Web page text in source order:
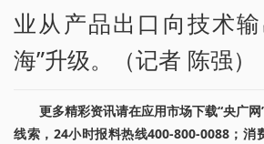
业从产品出口向技术
海”升级。（记者 陈强）
更多精彩资讯请在应用市场下载“央广
线索，24小时报料热线400-800-0088；消